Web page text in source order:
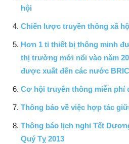
hội
Chiến lược truyền thông xã
Hơn 1 tỉ thiết bị thông minh
thị trường mới nổi vào năm
được xuất đến các nước BRIC
Cơ hội truyền thông miễn phí
Thông báo về việc hợp tác
Thông báo lịch nghỉ Tết
Quý Tỵ 2013